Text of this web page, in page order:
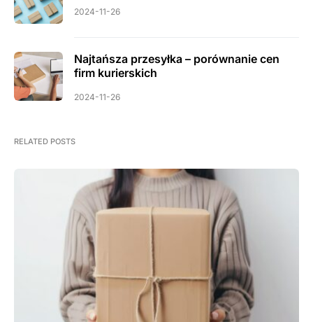
2024-11-26
Najtańsza przesyłka – porównanie cen
firm kurierskich
2024-11-26
RELATED POSTS